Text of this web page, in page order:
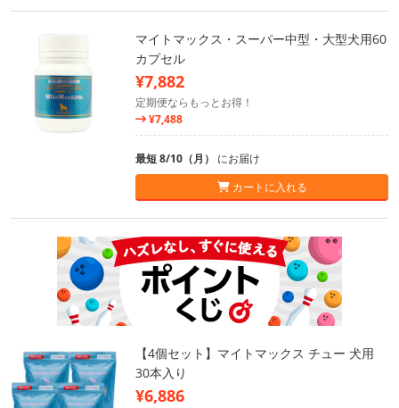
マイトマックス・スーパー中型・大型犬用60
カプセル
¥7,882
定期便ならもっとお得！
¥7,488
最短 8/10（月） にお届け
カートに入れる
【4個セット】マイトマックス チュー 犬用
30本入り
¥6,886